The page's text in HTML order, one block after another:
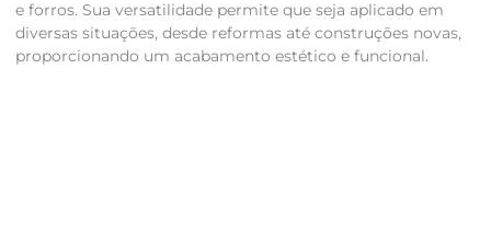
e forros. Sua versatilidade permite que seja aplicado em
diversas situações, desde reformas até construções novas,
proporcionando um acabamento estético e funcional.